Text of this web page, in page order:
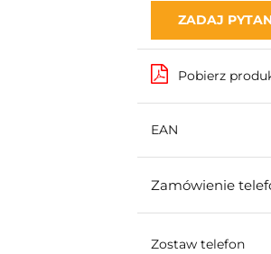
ZADAJ
Pobierz
EAN
Zamówienie
Zostaw telefon